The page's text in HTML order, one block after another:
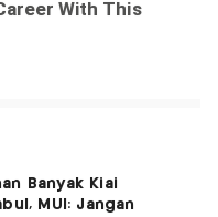
Banyak Kiai
MUI: Jangan